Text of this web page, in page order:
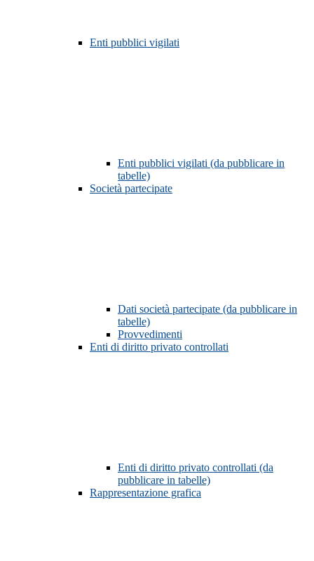
Enti pubblici vigilati
Enti pubblici vigilati (da pubblicare in
tabelle)
Società partecipate
Dati società partecipate (da pubblicare in
tabelle)
Provvedimenti
Enti di diritto privato controllati
Enti di diritto privato controllati (da
pubblicare in tabelle)
Rappresentazione grafica